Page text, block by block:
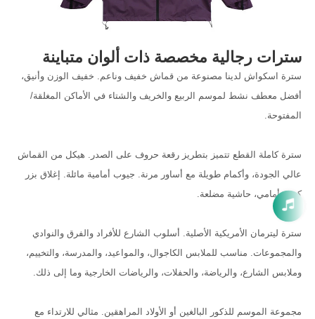
سترات رجالية مخصصة ذات ألوان متباينة
سترة اسكواش لدينا مصنوعة من قماش خفيف وناعم. خفيف الوزن وأنيق،
أفضل معطف نشط لموسم الربيع والخريف والشتاء في الأماكن المغلقة/
المفتوحة.
سترة كاملة القطع تتميز بتطريز رقعة حروف على الصدر. هيكل من القماش
عالي الجودة، وأكمام طويلة مع أساور مرنة. جيوب أمامية مائلة. إغلاق بزر
كبس أمامي، حاشية مضلعة.
سترة ليترمان الأمريكية الأصلية. أسلوب الشارع للأفراد والفرق والنوادي
والمجموعات. مناسب للملابس الكاجوال، والمواعيد، والمدرسة، والتخييم،
وملابس الشارع، والرياضة، والحفلات، والرياضات الخارجية وما إلى ذلك.
مجموعة الموسم للذكور البالغين أو الأولاد المراهقين. مثالي للارتداء مع